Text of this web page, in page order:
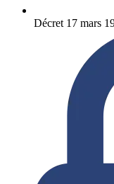
Décret 17 mars